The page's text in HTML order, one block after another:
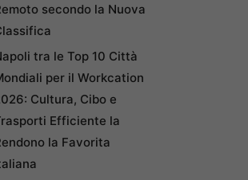
secondo la Nuova
tra le Top 10 Città
per il Workcation
Cultura, Cibo e
Efficiente la
la Favorita